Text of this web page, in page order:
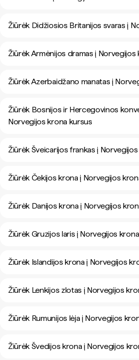
Žiūrėk Didžiosios Britanijos svaras į
Žiūrėk Armėnijos dramas į Norvegijos
Žiūrėk Azerbaidžano manatas į
Žiūrėk Bosnijos ir Hercegovinos
Norvegijos krona kursus
Žiūrėk Šveicarijos frankas į
Žiūrėk Čekijos krona į Norvegijos
Žiūrėk Danijos krona į Norvegijos
Žiūrėk Gruzijos laris į Norvegijos
Žiūrėk Islandijos krona į Norvegijos
Žiūrėk Lenkijos zlotas į Norvegijos
Žiūrėk Rumunijos lėja į Norvegijos
Žiūrėk Švedijos krona į Norvegijos